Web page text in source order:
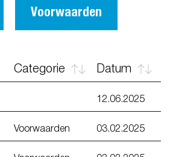
Voorwaarden
Categorie Datum
12.06.2025
Voorwaarden 03.02.2025